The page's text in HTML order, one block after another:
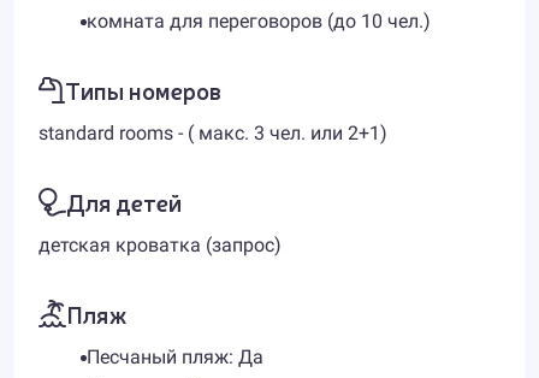
комната для переговоров (до 10 чел.)
Типы номеров
standard rooms - ( макс. 3 чел. или 2+1)
Для детей
детская кроватка (запрос)
Пляж
Песчаный пляж: Да